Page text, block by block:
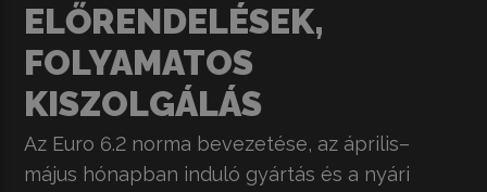
ELŐRENDELÉSEK,
FOLYAMATOS
KISZOLGÁLÁS
Az Euro 6.2 norma bevezetése, az április–
május hónapban induló gyártás és a nyári